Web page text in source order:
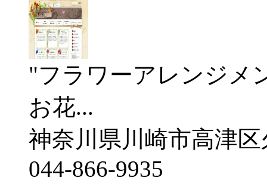
"フラワーアレンジメ
お花...
神奈川県川崎市高津区
044-866-9935